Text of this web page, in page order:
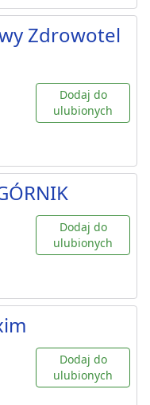
Zdrowotel
Dodaj do
ulubionych
Dodaj do
ulubionych
Dodaj do
ulubionych